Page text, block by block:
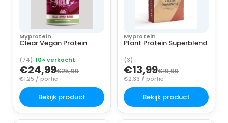
Myprotein
Clear Vegan Protein
(74)· 10× verkocht
€24,99€25,99
€1,25 / portie
Bekijk product
Myprotein
Plant Protein Superblend
(3)
€13,99€19,99
€2,33 / portie
Bekijk product